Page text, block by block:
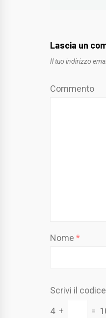
Lascia un
Il tuo indirizzo
Commento
Nome *
Scrivi il codice
4 + =